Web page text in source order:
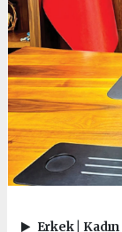
Erkek Kadın